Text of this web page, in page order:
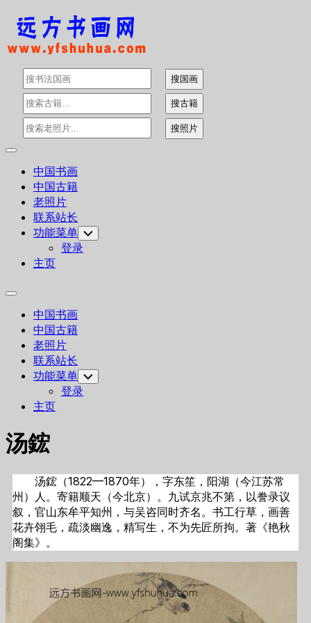
Skip
content
Expand
中国书画
中国古籍
老照片
联系站长
功能菜单 Toggle
Child
Menu
登录
主页
Expand
中国书画
中国古籍
老照片
联系站长
功能菜单 Toggle
Child
Menu
登录
主页
汤鋐
汤鋐（1822—1870年），字东笙，阳湖（今江苏常
州）人。寄籍顺天（今北京）。九试京兆不第，以誊录议
叙，官山东牟平知州，与吴咨同时齐名。书工行草，画善
花卉翎毛，疏淡幽逸，精写生，不为先匠所拘。著《艳秋
阁集》。